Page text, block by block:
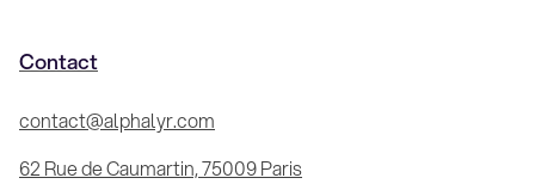
Contact
contact@alphalyr.com
62 Rue de Caumartin, 75009 Paris